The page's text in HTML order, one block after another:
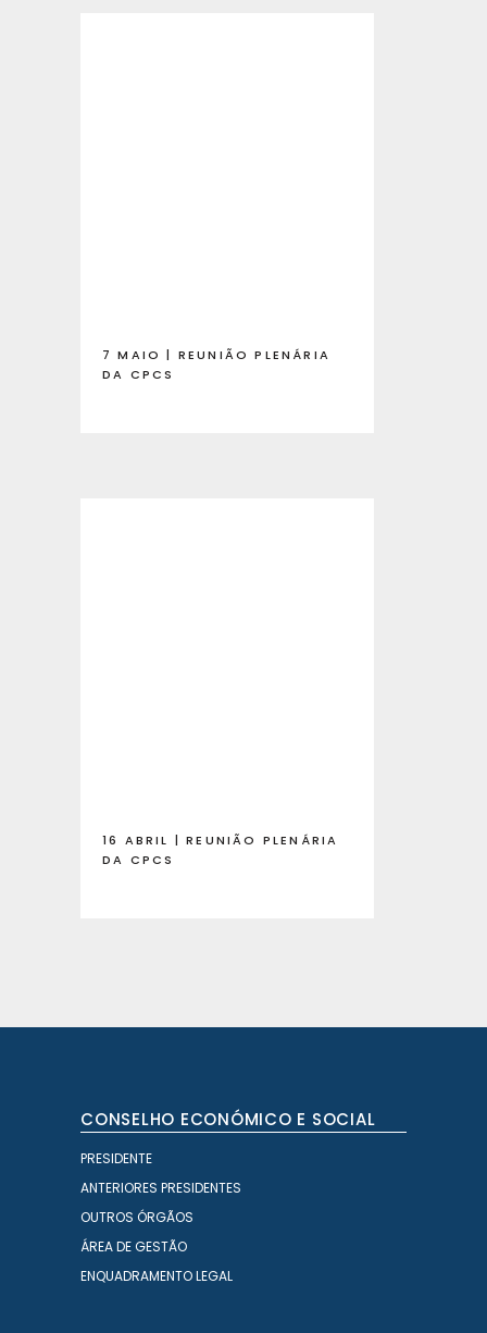
7 MAIO | REUNIÃO PLENÁRIA
DA CPCS
16 ABRIL | REUNIÃO PLENÁRIA
DA CPCS
CONSELHO ECONÓMICO E SOCIAL
PRESIDENTE
ANTERIORES PRESIDENTES
OUTROS ÓRGÃOS
ÁREA DE GESTÃO
ENQUADRAMENTO LEGAL